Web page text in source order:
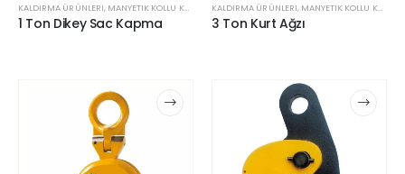
KALDIRMA ÜRÜNLERI, MANYETIK KOLLU KALDIRICI ,SAC KALDIRMA APARATLARI
1 Ton Dikey Sac Kapma
KALDIRMA ÜRÜNLERI, MANYETIK KOLLU KALDIRICI
3 Ton Kurt Ağzı